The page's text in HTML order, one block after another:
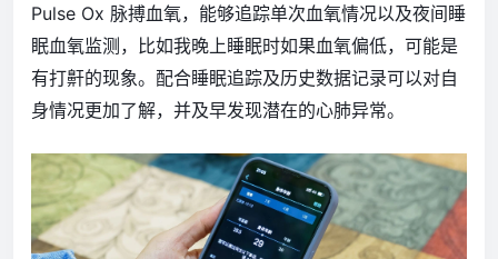
Pulse Ox 脉搏血氧，能够追踪单次血氧情况以及夜间睡
眠血氧监测，比如我晚上睡眠时如果血氧偏低，可能是
有打鼾的现象。配合睡眠追踪及历史数据记录可以对自
身情况更加了解，并及早发现潜在的心肺异常。